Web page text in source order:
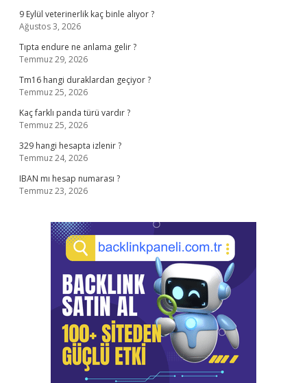
9 Eylül veterinerlik kaç binle alıyor ?
Ağustos 3, 2026
Tıpta endure ne anlama gelir ?
Temmuz 29, 2026
Tm16 hangi duraklardan geçiyor ?
Temmuz 25, 2026
Kaç farklı panda türü vardır ?
Temmuz 25, 2026
329 hangi hesapta izlenir ?
Temmuz 24, 2026
IBAN mı hesap numarası ?
Temmuz 23, 2026